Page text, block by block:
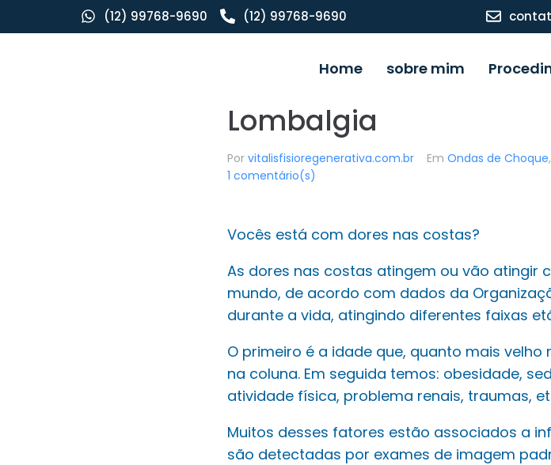
(12) 99768-9690 (12) 99768-9690
Home sobre mim
Lombalgia
Por vitalisfisioregenerativa.com.br Em Ondas de Choque,
1 comentário(s)
Vocês está com dores nas costas?
As dores nas costas atingem ou vão atingir
mundo, de acordo com dados da
durante a vida, atingindo diferentes faixas
O primeiro é a idade que, quanto mais
na coluna. Em seguida temos: obesidade,
atividade física, problema renais, traumas,
Muitos desses fatores estão associados a
são detectadas por exames de imagem